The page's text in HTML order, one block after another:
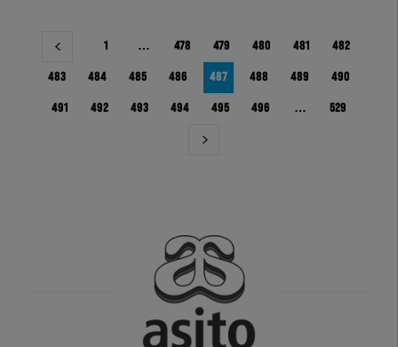
Berichtnavigatie
1 … 478 479 480 481 482
483 484 485 486 487 488 489 490
491 492 493 494 495 496 … 529